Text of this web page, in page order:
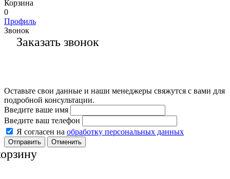
Корзина
0
Профиль
Звонок
Заказать звонок
Оставьте свои данные и наши менеджеры свяжутся с вами для
подробной консультации.
Введите ваше имя
Введите ваш телефон
Я согласен на обработку персональных данных
Отменить